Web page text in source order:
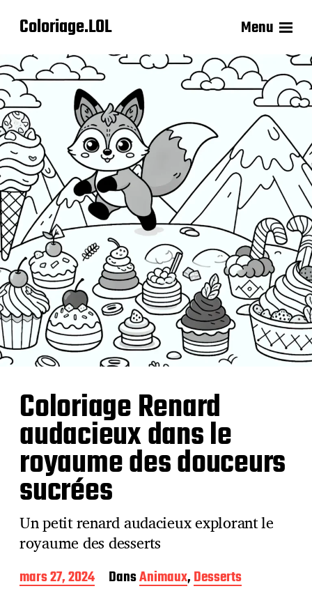
Coloriage.LOL Menu
Coloriage Renard
audacieux dans le
royaume des douceurs
sucrées
Un petit renard audacieux explorant le
royaume des desserts
D
a
mars 27, 2024 DansAnimaux,Desserts